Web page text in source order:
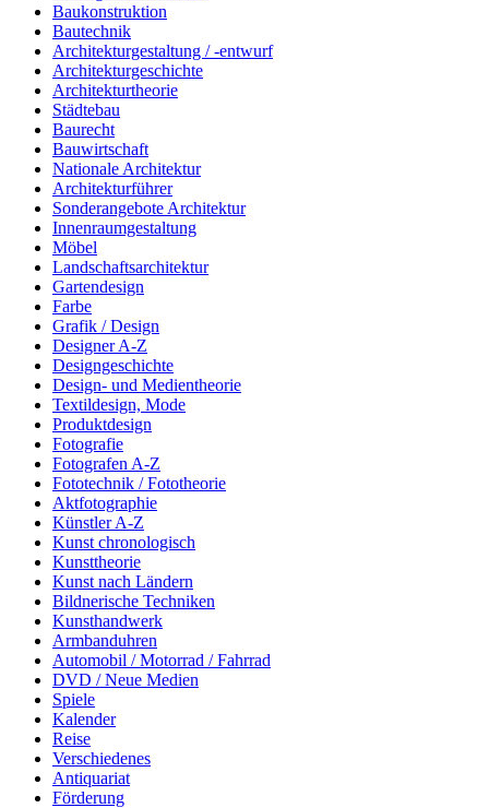
Baukonstruktion
Bautechnik
Architekturgestaltung / -entwurf
Architekturgeschichte
Architekturtheorie
Städtebau
Baurecht
Bauwirtschaft
Nationale Architektur
Architekturführer
Sonderangebote Architektur
Innenraumgestaltung
Möbel
Landschaftsarchitektur
Gartendesign
Farbe
Grafik / Design
Designer A-Z
Designgeschichte
Design- und Medientheorie
Textildesign, Mode
Produktdesign
Fotografie
Fotografen A-Z
Fototechnik / Fototheorie
Aktfotographie
Künstler A-Z
Kunst chronologisch
Kunsttheorie
Kunst nach Ländern
Bildnerische Techniken
Kunsthandwerk
Armbanduhren
Automobil / Motorrad / Fahrrad
DVD / Neue Medien
Spiele
Kalender
Reise
Verschiedenes
Antiquariat
Förderung